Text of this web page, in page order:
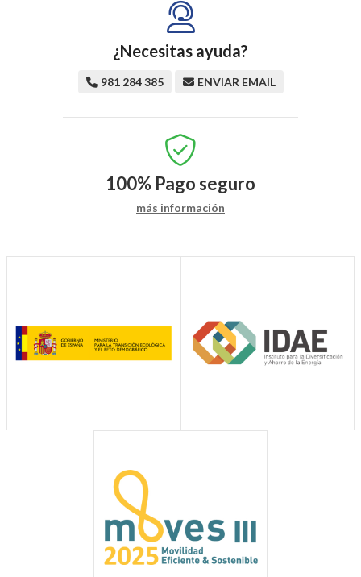
¿Necesitas ayuda?
981 284 385 ENVIAR EMAIL
100% Pago seguro
más información